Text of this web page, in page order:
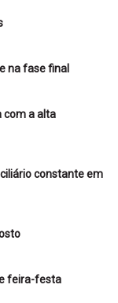
na fase final
com a alta
constante em
feira-festa